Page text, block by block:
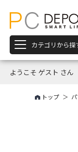
カテゴリから探
ようこそ ゲスト さん
トップ